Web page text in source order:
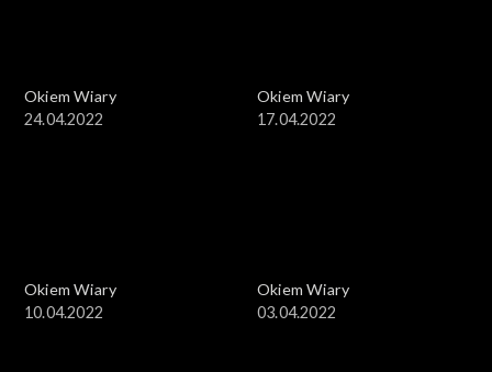
Okiem Wiary
24.04.2022
Okiem Wiary
17.04.2022
Okiem Wiary
10.04.2022
Okiem Wiary
03.04.2022